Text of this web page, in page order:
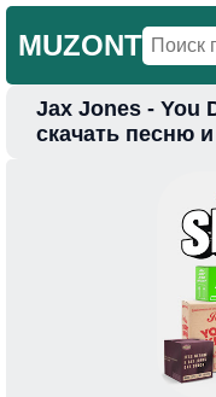
MUZONT
Главная
Jax Jones - You
скачать песню